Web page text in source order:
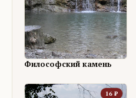
Философский камень
16 ₽